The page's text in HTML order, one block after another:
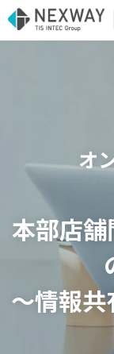
オ
本部店
～情報